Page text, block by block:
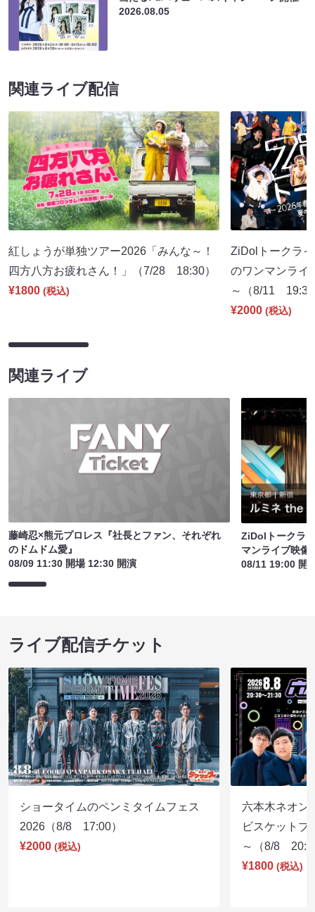
2026.08.05
関連ライブ配信
紅しょうが単独ツアー2026「みんな～！
四方八方お疲れさん！」（7/28 18:30）
¥1800 (税込)
ZiDolトークラ
のワンマンライ
～（8/11
¥2000 (税込)
関連ライブ
藤崎忍×熊元プロレス『社長とファン、それぞれ
のドムドム愛』
08/09 11:30 開場 12:30 開演
ZiDolトークラ
マンライブ映像
08/11 19:00 開
ライブ配信チケット
ショータイムのペンミタイムフェス
2026（8/8 17:00）
¥2000 (税込)
六本木ネオン
ビスケットブ
～（8/8
¥1800 (税込)